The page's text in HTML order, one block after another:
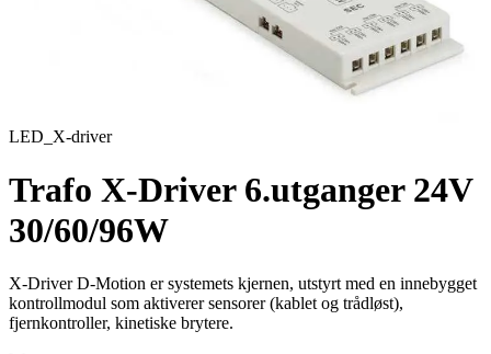
LED_X-driver
Trafo X-Driver 6.utganger 24V
30/60/96W
X-Driver D-Motion er systemets kjernen, utstyrt med en innebygget
kontrollmodul som aktiverer sensorer (kablet og trådløst),
fjernkontroller, kinetiske brytere.